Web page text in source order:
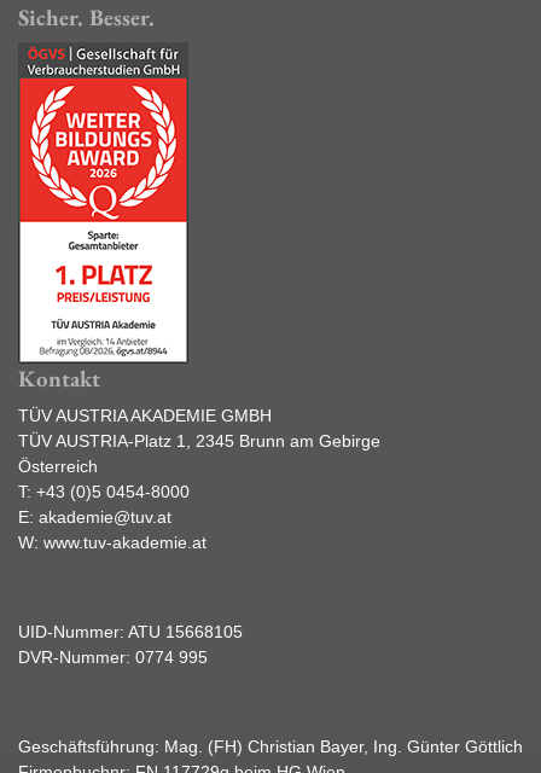
Sicher. Besser.
Kontakt
TÜV AUSTRIA AKADEMIE GMBH
TÜV AUSTRIA-Platz 1, 2345 Brunn am Gebirge
Österreich
T: +43 (0)5 0454-8000
E: akademie@tuv.at
W: www.tuv-akademie.at
UID-Nummer: ATU 15668105
DVR-Nummer: 0774 995
Geschäftsführung: Mag. (FH) Christian Bayer, Ing. Günter Göttlich